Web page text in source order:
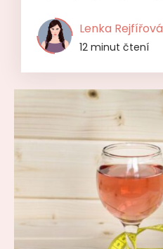
Lenka Rejfířová
12 minut čtení